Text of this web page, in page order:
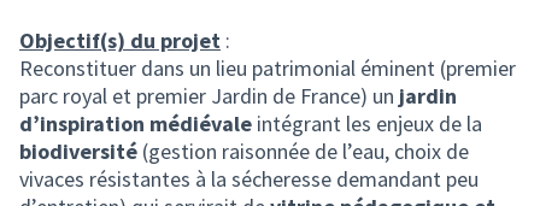
Objectif(s) du projet :
Reconstituer dans un lieu patrimonial éminent (premier
parc royal et premier Jardin de France) un jardin
d’inspiration médiévale intégrant les enjeux de la
biodiversité (gestion raisonnée de l’eau, choix de
vivaces résistantes à la sécheresse demandant peu